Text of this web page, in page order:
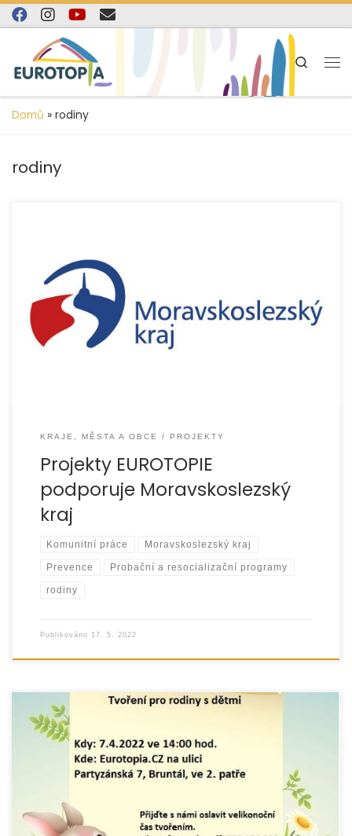
content
Skip to content
Search
Domů » rodiny
rodiny
Také v roce 2022 realizujeme řadu projektů s finanční
podporou Moravskoslezského kraje. Níže naleznete
přehled dotačních programů Moravskoslezského kraje
včetně krátkého popisu
KRAJE, MĚSTA A OBCE PROJEKTY
Projekty EUROTOPIE
podporuje Moravskoslezský
kraj
Komunitní práce Moravskoslezský kraj
Prevence Probační a resocializační programy
rodiny
Publikováno 17. 5. 2022
Ve čtvrtek 7. 4. 2022 proběhla akce v rámci oslav
Tematického tvoření se zúčastnilo 9 dětí různého